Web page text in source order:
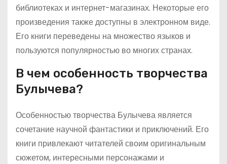
библиотеках и интернет-магазинах. Некоторые его
произведения также доступны в электронном виде.
Его книги переведены на множество языков и
пользуются популярностью во многих странах.
В чем особенность творчества
Булычева?
Особенностью творчества Булычева является
сочетание научной фантастики и приключений. Его
книги привлекают читателей своим оригинальным
сюжетом, интересными персонажами и